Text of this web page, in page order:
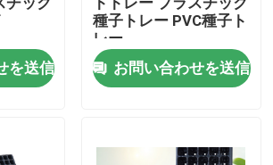
を送信
種子トレー PVC種子ト
レー
お問い合わせを送信